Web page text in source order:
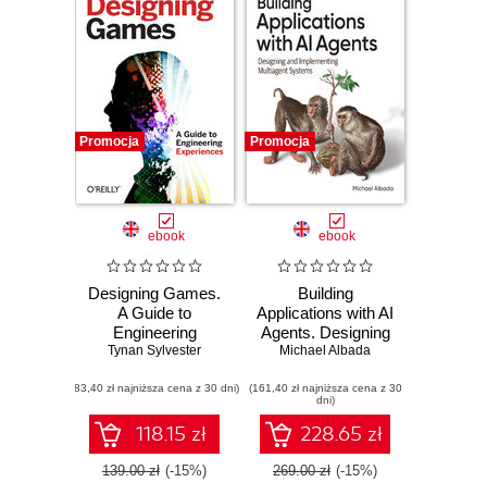
Promocja
ebook
Designing Games.
A Guide to
Engineering
Experiences
Tynan Sylvester
(83,40 zł najniższa cena z 30 dni)
118.15 zł
139.00 zł (-15%)
Promocja
ebook
Building
Applications with AI
Agents. Designing
and Implementing
Systems
Michael Albada
(161,40 zł najniższa cena z 30
dni)
228.65 zł
269.00 zł (-15%)